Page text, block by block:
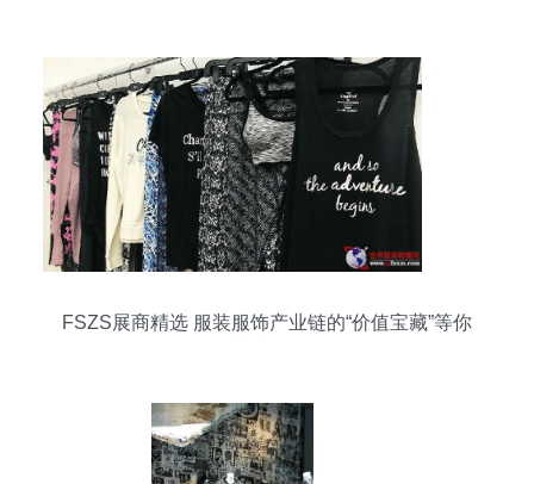
FSZS展商精选 服装服饰产业链的“价值宝藏”等你